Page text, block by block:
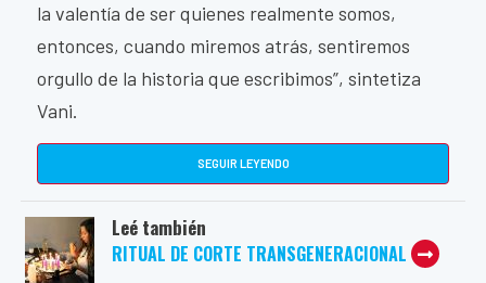
la valentía de ser quienes realmente somos,
entonces, cuando miremos atrás, sentiremos
orgullo de la historia que escribimos”, sintetiza
Vani.
SEGUIR LEYENDO
Leé también
RITUAL DE CORTE TRANSGENERACIONAL